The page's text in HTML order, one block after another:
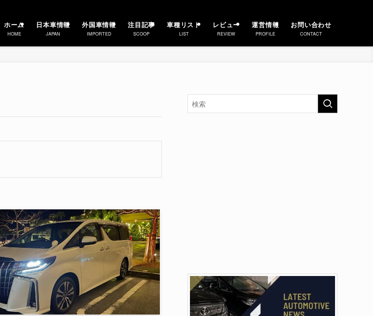
ホーム
HOME
日本車情報
JAPAN
外国車情報
IMPORTED
注目記事
SCOOP
車種リスト
LIST
レビュー
REVIEW
運営情報
PROFILE
お問い合わせ
CONTACT